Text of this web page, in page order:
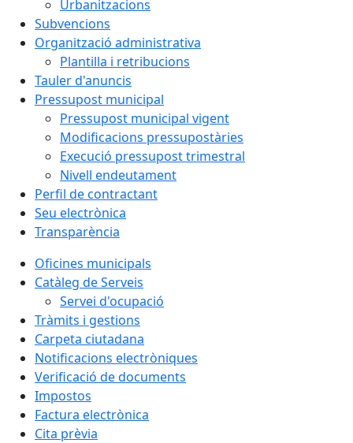
Urbanitzacions
Subvencions
Organització administrativa
Plantilla i retribucions
Tauler d'anuncis
Pressupost municipal
Pressupost municipal vigent
Modificacions pressupostàries
Execució pressupost trimestral
Nivell endeutament
Perfil de contractant
Seu electrònica
Transparència
Oficines municipals
Catàleg de Serveis
Servei d'ocupació
Tràmits i gestions
Carpeta ciutadana
Notificacions electròniques
Verificació de documents
Impostos
Factura electrònica
Cita prèvia